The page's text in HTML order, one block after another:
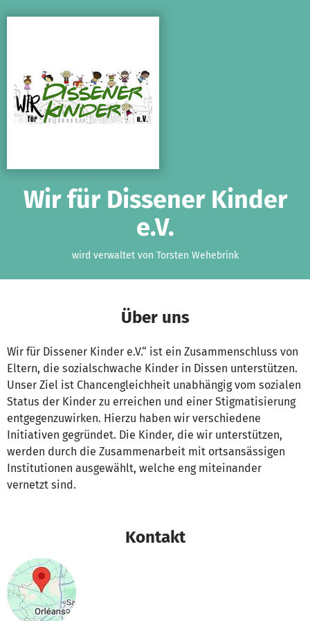
Wir für Dissener Kinder
e.V.
wird verwaltet von Torsten Wehebrink
Über uns
Wir für Dissener Kinder e.V.“ ist ein Zusammenschluss von
Eltern, die sozialschwache Kinder in Dissen unterstützen.
Unser Ziel ist Chancengleichheit unabhängig vom sozialen
Status der Kinder zu erreichen und einer Stigmatisierung
entgegenzuwirken. Hierzu haben wir verschiedene
Initiativen gegründet. Die Kinder, die wir unterstützen,
werden durch die Zusammenarbeit mit ortsansässigen
Institutionen ausgewählt, welche eng miteinander
vernetzt sind.
Kontakt